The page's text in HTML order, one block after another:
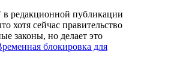
в редакционной публикации
хотя сейчас правительство
законы, но делает это
блокировка для